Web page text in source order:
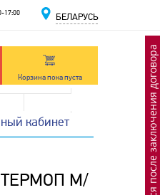
кабинет
17:00 БЕЛАРУСЬ
Корзина пока пуста
М/